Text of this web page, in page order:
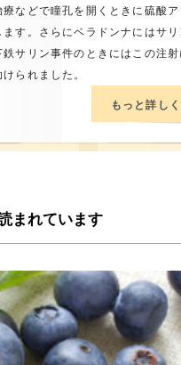
などで瞳孔を開くときに硫酸
す。さらにベラドンナにはサ
サリン事件のときにはこの注射
られました。
もっと詳し
まれています